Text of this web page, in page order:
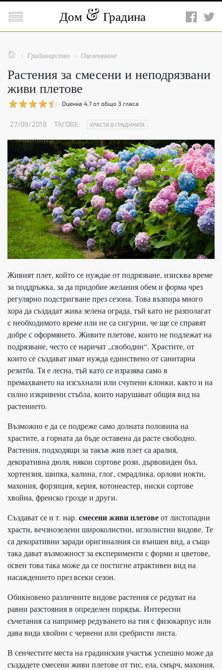
 Дом Градина
  Градинарство  Озеленяване
Растения за смесени и неподрязвани
живи плетове
Оценка 4.7 от общо 3 гласа
27/09/2018 ТАГОВЕ: ХРАСТИ В ГРАДИНАТА
Живият плет, който се нуждае от подрязване, изисква време
за поддръжка, за да придобие желания обем и форма чрез
регулярно подстригване през сезона. Това възпира много
хора да създадат жива зелена ограда, тъй като не разполагат
с необходимото време или не са сигурни, че ще се справят
добре с оформянето. Живите плетове, които не подлежат на
подрязване, често се наричат „свободни“. Храстите, от
които се създават имат нужда единствено от санитарна
резитба. Тя е лесна, тъй като се изразява само в
премахването на изсъхнали или счупени клонки, както и на
силно изкривени стъбла, които нарушават общия вид на
растението.
Възможно е да се подреже само долната половина на
храстите, а горната да бъде оставена да расте свободно.
Растения, подходящи за такъв жив плет са аралия,
декоративна дюля, някои сортове рози, дървовиден бъз,
хортензия, шипка, калина, глог, смрадлика, орлови нокти,
махония, форзиция, керия, котонеастер, ниски сортове
хвойна, френско грозде и други.
Създават се и т. нар. смесени живи плетовеот листопадни
храсти, вечзнозелени широколистни, иглолистни видове. Те
са декоративни заради оригиналния си външен вид, а също
така дават възможност за експерименти с форми и цветове,
освен това така може да се постигне атрактивен вид на
насаждението през всеки сезон.
Обикновено различните видове растения се редуват на
равни разстояния в определен порядък. Интересни
съчетания са например редуването на тия с физокарпус или
дава вида хвойни с червени или сребристи листа.
В сенчестите места на градинския участък успешно може да
създадете смесени живи плетове от тис, ела, смърч, махония,